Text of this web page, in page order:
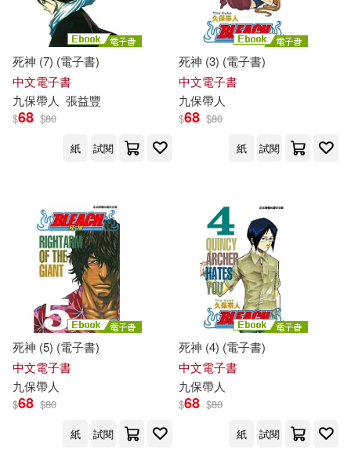
死神 (7) (電子書)
中文電子書
九保帶人 張益豐
$68 $80
紙
試閱
死神 (3) (電子書)
中文電子書
九保帶人
$68 $80
紙
試閱
死神 (5) (電子書)
中文電子書
九保帶人
$68 $80
紙
試閱
死神 (4) (電子書)
中文電子書
九保帶人
$68 $80
紙
試閱